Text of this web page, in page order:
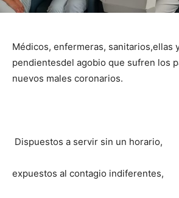
Médicos, enfermeras, sanitarios,ellas
pendientesdel agobio que sufren los
nuevos males coronarios.
Dispuestos a servir sin un horario,
expuestos al contagio indiferentes,